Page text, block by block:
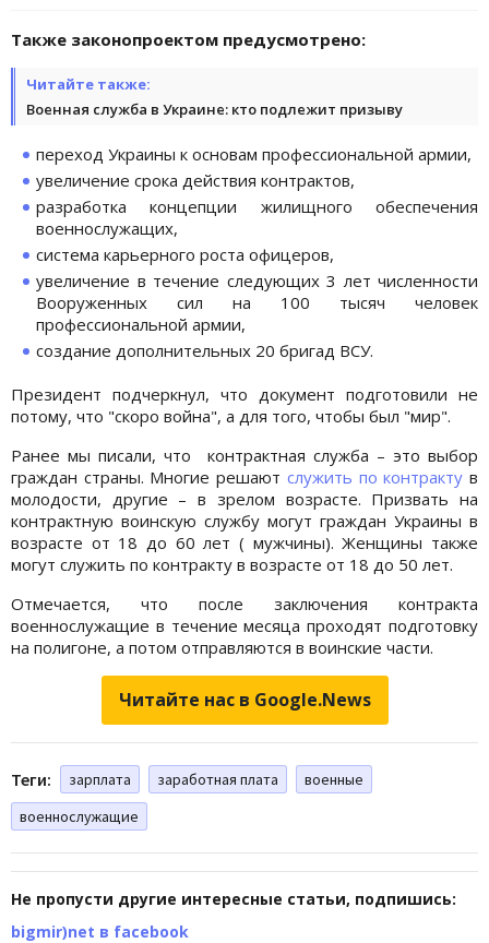
Также законопроектом предусмотрено:
Читайте также:
Военная служба в Украине: кто подлежит призыву
переход Украины к основам профессиональной армии,
увеличение срока действия контрактов,
разработка концепции жилищного обеспечения
военнослужащих,
система карьерного роста офицеров,
увеличение в течение следующих 3 лет численности
Вооруженных сил на 100 тысяч человек
профессиональной армии,
создание дополнительных 20 бригад ВСУ.
Президент подчеркнул, что документ подготовили не
потому, что "скоро война", а для того, чтобы был "мир".
Ранее мы писали, что контрактная служба – это выбор
граждан страны. Многие решают служить по контракту в
молодости, другие – в зрелом возрасте. Призвать на
контрактную воинскую службу могут граждан Украины в
возрасте от 18 до 60 лет ( мужчины). Женщины также
могут служить по контракту в возрасте от 18 до 50 лет.
Отмечается, что после заключения контракта
военнослужащие в течение месяца проходят подготовку
на полигоне, а потом отправляются в воинские части.
Читайте нас в Google.News
Теги: зарплата заработная плата
военные
военнослужащие
Не пропусти другие интересные статьи, подпишись:
bigmir)net в facebook